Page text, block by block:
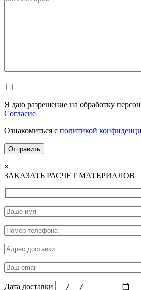
Я даю разрешение на обработку
Согласие
Ознакомиться с политикой
×
ЗАКАЗАТЬ РАСЧЕТ МАТЕРИАЛОВ
Дата доставки